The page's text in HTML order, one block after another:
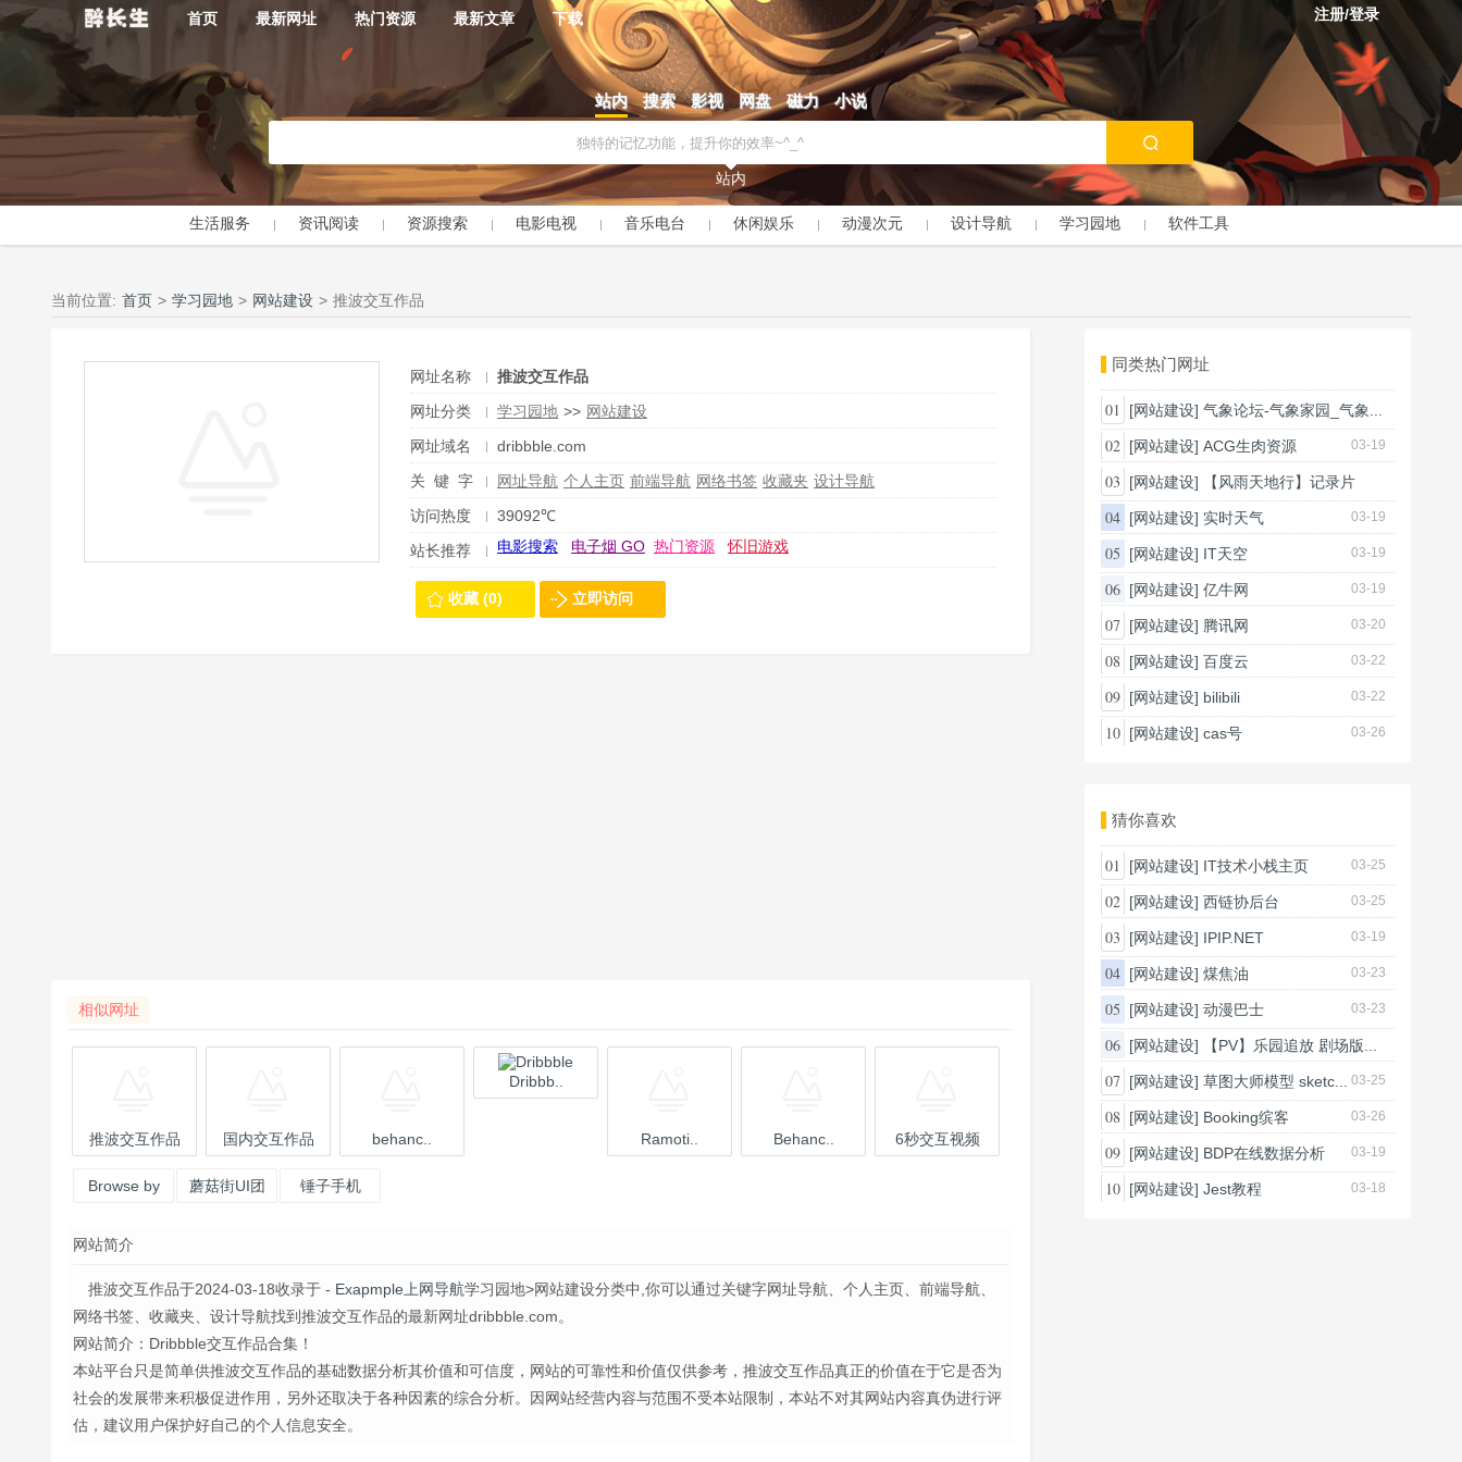
首页 最新网址 热门资源 最新文章 下载 注册/登录
站内 搜索 影视 网盘 磁力 小说
站内
生活服务 资讯阅读 资源搜索 电影电视 音乐电台 休闲娱乐 动漫次元 设计导航 学习园地 软件工具
当前位置: 首页 > 学习园地 > 网站建设 > 推波交互作品
网址名称
推波交互作品
网址分类
学习园地 >> 网站建设
网址域名
dribbble.com
关 键 字
网址导航 个人主页 前端导航 网络书签 收藏夹 设计导航
访问热度
39092℃
站长推荐
电影搜索 电子烟 GO 热门资源 怀旧游戏
收藏 (0) 立即访问
相似网址
推波交互作品 国内交互作品 behanc..
Dribbb..
Ramoti.. Behanc.. 6秒交互视频
Browse by
蘑菇街UI团
锤子手机
网站简介
推波交互作品于2024-03-18收录于 - Exapmple上网导航学习园地>网站建设分类中,你可以通过关键字网址导航、个人主页、前端导航、
网络书签、收藏夹、设计导航找到推波交互作品的最新网址dribbble.com。
网站简介：Dribbble交互作品合集！
本站平台只是简单供推波交互作品的基础数据分析其价值和可信度，网站的可靠性和价值仅供参考，推波交互作品真正的价值在于它是否为
社会的发展带来积极促进作用，另外还取决于各种因素的综合分析。因网站经营内容与范围不受本站限制，本站不对其网站内容真伪进行评
估，建议用户保护好自己的个人信息安全。
同类热门网址
01 [网站建设] 气象论坛-气象家园_气象...
03-18
02 [网站建设] ACG生肉资源 03-19
03 [网站建设] 【风雨天地行】记录片
03-20
04 [网站建设] 实时天气 03-19
05 [网站建设] IT天空 03-19
06 [网站建设] 亿牛网 03-19
07 [网站建设] 腾讯网 03-20
08 [网站建设] 百度云 03-22
09 [网站建设] bilibili 03-22
10 [网站建设] cas号 03-26
猜你喜欢
01 [网站建设] IT技术小栈主页 03-25
02 [网站建设] 西链协后台 03-25
03 [网站建设] IPIP.NET 03-19
04 [网站建设] 煤焦油 03-23
05 [网站建设] 动漫巴士 03-23
06 [网站建设] 【PV】乐园追放 剧场版...
03-26
07 [网站建设] 草图大师模型 sketc... 03-25
08 [网站建设] Booking缤客 03-26
09 [网站建设] BDP在线数据分析 03-19
10 [网站建设] Jest教程 03-18